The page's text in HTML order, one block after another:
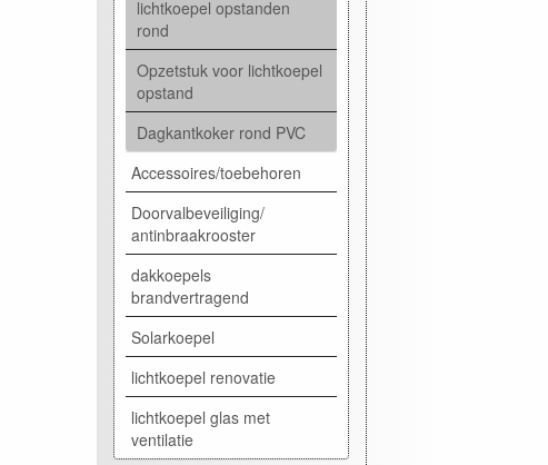
lichtkoepel opstanden
rond
Opzetstuk voor lichtkoepel
opstand
Dagkantkoker rond PVC
Accessoires/toebehoren
Doorvalbeveiliging/
antinbraakrooster
dakkoepels
brandvertragend
Solarkoepel
lichtkoepel renovatie
lichtkoepel glas met
ventilatie